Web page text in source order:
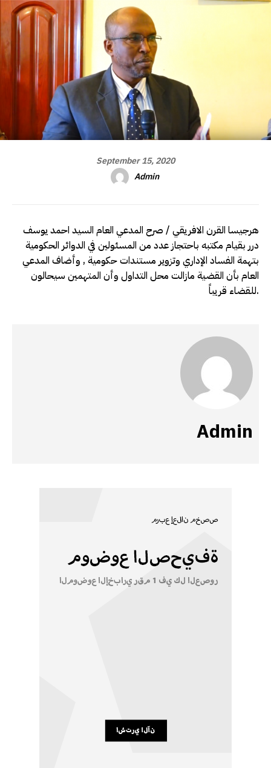
September 15, 2020
Admin
هرجيسا القرن الافريقي / صرح المدعي العام السيد احمد يوسف
درر بقيام مكتبه باحتجاز عدد من المسئولين في الدوائر الحكومية
بتهمة الفساد الإداري وتزوير مستندات حكومية , وأضاف المدعي
العام بأن القضية مازالت محل التداول وأن المتهمين سيحالون
للقضاء قريباً.
Admin